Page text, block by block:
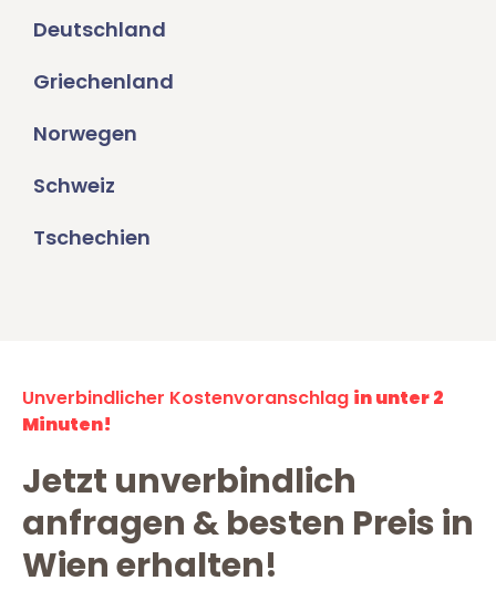
Deutschland
Griechenland
Norwegen
Schweiz
Tschechien
Unverbindlicher Kostenvoranschlag in unter 2
Minuten!
Jetzt unverbindlich
anfragen & besten Preis in
Wien erhalten!